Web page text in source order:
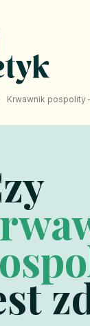
Krwawnik pospolity